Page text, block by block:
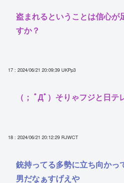
盗まれるということは信心が
すか？
17 : 2024/06/21 20:09:39 UKPp3
（； ﾟДﾟ）そりゃフジと日
18 : 2024/06/21 20:12:29 RJWCT
銃持ってる多勢に立ち向かっ
男だなぁすげえや